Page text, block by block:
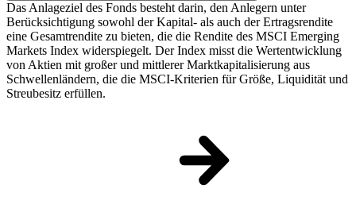
Das Anlageziel des Fonds besteht darin, den Anlegern unter
Berücksichtigung sowohl der Kapital- als auch der Ertragsrendite
eine Gesamtrendite zu bieten, die die Rendite des MSCI Emerging
Markets Index widerspiegelt. Der Index misst die Wertentwicklung
von Aktien mit großer und mittlerer Marktkapitalisierung aus
Schwellenländern, die die MSCI-Kriterien für Größe, Liquidität und
Streubesitz erfüllen.